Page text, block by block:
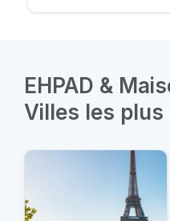
EHPAD &
Villes les plus